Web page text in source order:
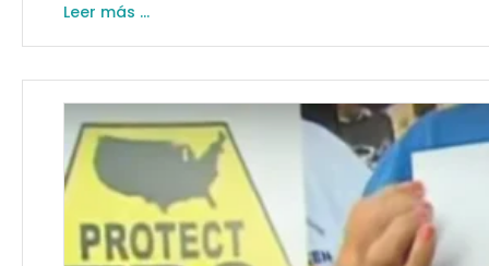
Leer más ...